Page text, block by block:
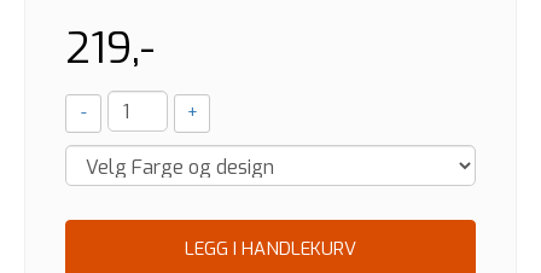
219,-
- +
LEGG I HANDLEKURV